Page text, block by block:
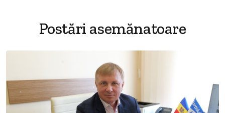
Postări asemănatoare